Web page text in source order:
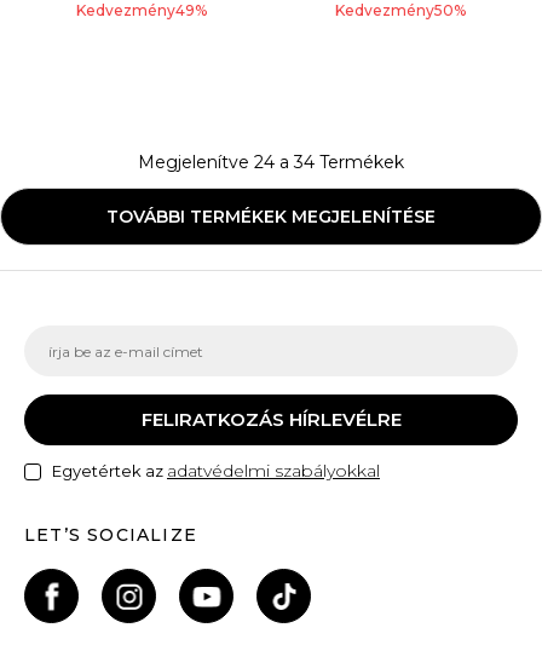
Kedvezmény49% Kedvezmény50%
Megjelenítve 24 a34 Termékek
TOVÁBBI TERMÉKEK MEGJELENÍTÉSE
FELIRATKOZÁS HÍRLEVÉLRE
Egyetértek az adatvédelmi szabályokkal
LET’S SOCIALIZE